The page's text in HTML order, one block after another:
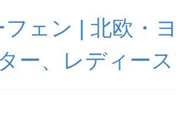
ェン | 北欧・
ー、レディー